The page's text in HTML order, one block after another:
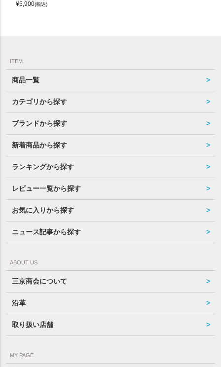
¥5,900(税込)
ITEM
商品一覧
カテゴリから探す
ブランドから探す
新着商品から探す
ランキングから探す
レビュー一覧から探す
お気に入りから探す
ニュース記事から探す
ABOUT US
三京商会について
沿革
取り扱い店舗
MY PAGE